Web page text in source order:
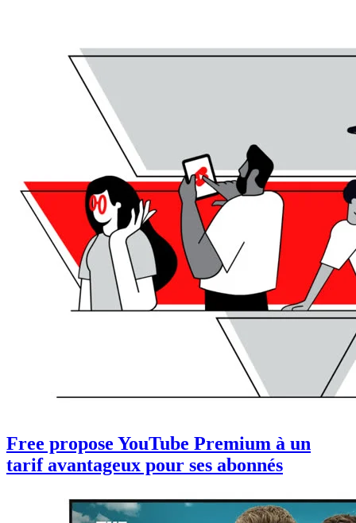
Free propose YouTube Premium à un
tarif avantageux pour ses abonnés